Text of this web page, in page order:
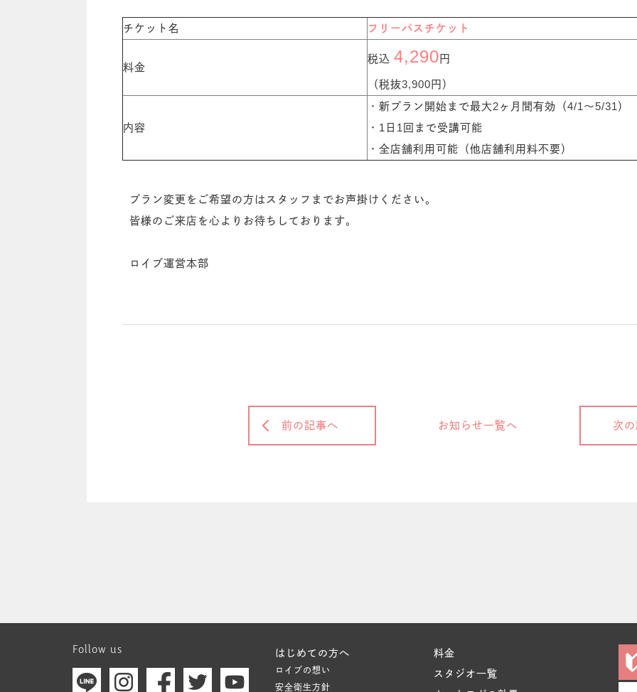
チケット名 フリーパスチケット
料金
税込 4,290円
（税抜3,900円）
内容
・新プラン開始まで最大2ヶ月間有効（4/1〜5/31）
・1日1回まで受講可能
・全店舗利用可能（他店舗利用料不要）
プラン変更をご希望の方はスタッフまでお声掛けください。
皆様のご来店を心よりお待ちしております。
ロイブ運営本部
前の記事へ お知らせ一覧へ 次
Follow us はじめての方へ
ロイブの想い
安全衛生方針
料金
スタジオ一覧